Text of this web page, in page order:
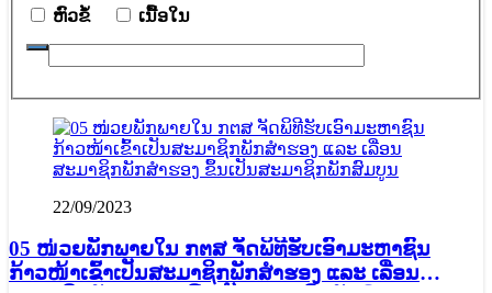
​ຫົວ​ຂໍ້ ​ເນື້ອ​ໃນ
22/09/2023
05 ໜ່ວຍພັກພາຍໃນ ກຕສ ຈັດພິທີຮັບເອົາມະຫາຊົນ
ກ້າວໜ້າເຂົ້າເປັນສະມາຊິກພັກສໍາຮອງ ແລະ ເລື່ອນ